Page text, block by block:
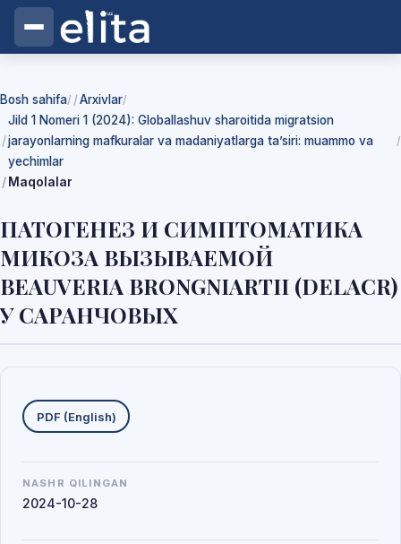
Bosh sahifa/ Arxivlar/
Jild 1 Nomeri 1 (2024): Globallashuv sharoitida migratsion
jarayonlarning mafkuralar va madaniyatlarga ta’siri: muammo va
yechimlar
/
Maqolalar
ПАТОГЕНЕЗ И СИМПТОМАТИКА
МИКОЗА ВЫЗЫВАЕМОЙ
BEAUVERIA BRONGNIARTII (DELACR)
У САРАНЧОВЫХ
Yuklab olishlar
PDF (English)
NASHR QILINGAN
2024-10-28